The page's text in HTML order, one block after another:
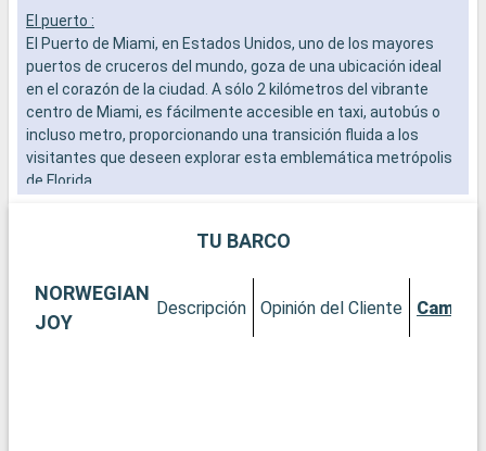
El puerto :
El Puerto de Miami, en Estados Unidos, uno de los mayores
puertos de cruceros del mundo, goza de una ubicación ideal
en el corazón de la ciudad. A sólo 2 kilómetros del vibrante
centro de Miami, es fácilmente accesible en taxi, autobús o
incluso metro, proporcionando una transición fluida a los
visitantes que deseen explorar esta emblemática metrópolis
de Florida.
Miami es una exuberante mezcla de cultura, arte y playas.
famosos murales y galerías de arte vanguardista. El histórico
distrito Art Decó de South Beach le transportará a los años 30
con sus coloridos edificios y su ambiente vintage. Para una
TU BARCO
NORWEGIAN
JOY
Descripción Opinión del Cliente